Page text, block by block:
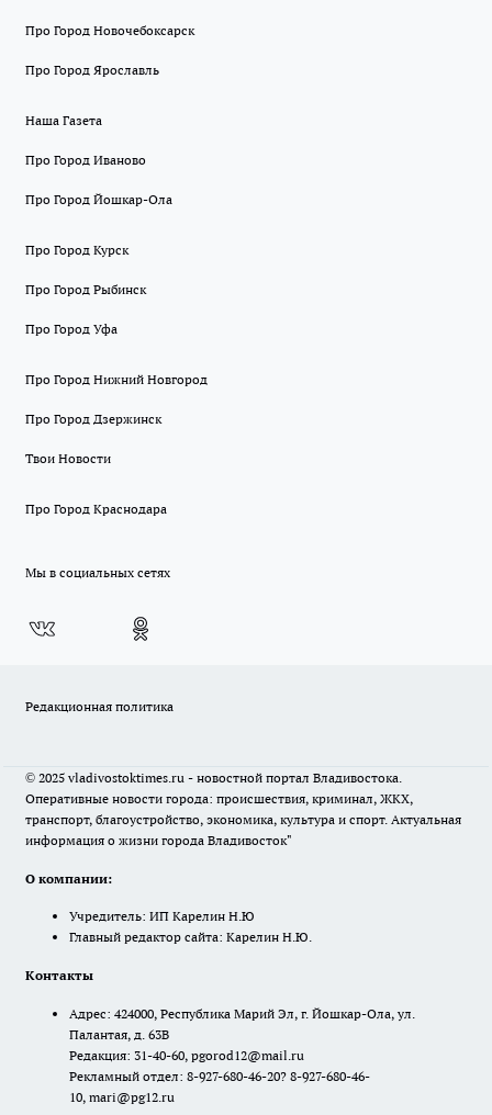
Про Город Новочебоксарск
Про Город Ярославль
Наша Газета
Про Город Иваново
Про Город Йошкар-Ола
Про Город Курск
Про Город Рыбинск
Про Город Уфа
Про Город Нижний Новгород
Про Город Дзержинск
Твои Новости
Про Город Краснодара
Мы в социальных сетях
Редакционная политика
© 2025 vladivostoktimes.ru - новостной портал Владивостока.
Оперативные новости города: происшествия, криминал, ЖКХ,
транспорт, благоустройство, экономика, культура и спорт. Актуальная
информация о жизни города Владивосток"
О компании:
Учредитель: ИП Карелин Н.Ю
Главный редактор сайта: Карелин Н.Ю.
Контакты
Адрес: 424000, Республика Марий Эл, г. Йошкар-Ола, ул.
Палантая, д. 63В
Редакция: 31-40-60, pgorod12@mail.ru
Рекламный отдел: 8-927-680-46-20? 8-927-680-46-
10, mari@pg12.ru